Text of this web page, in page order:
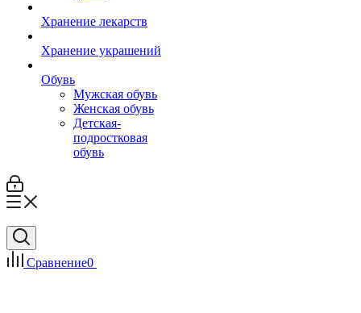
Хранение лекарств
Хранение украшений
Обувь
Мужская обувь
Женская обувь
Детская-
подростковая
обувь
Сравнение0